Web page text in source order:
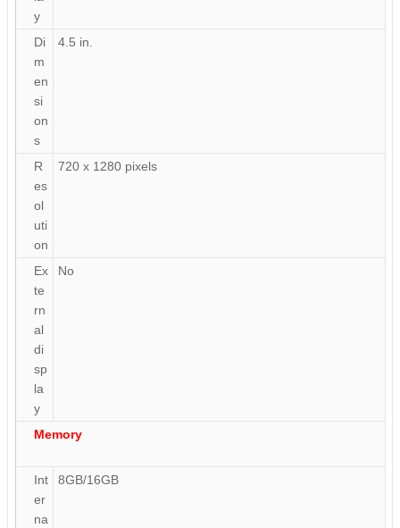
y
Di
m
en
si
on
s
4.5 in.
R
es
ol
uti
on
720 x 1280 pixels
Ex
te
rn
al
di
sp
la
y
No
Memory
Int
er
na
8GB/16GB